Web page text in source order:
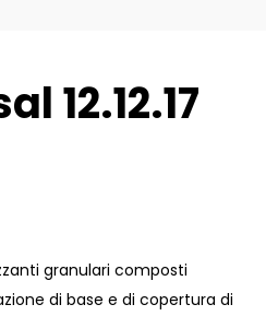
12.12.17
granulari composti
di base e di copertura di